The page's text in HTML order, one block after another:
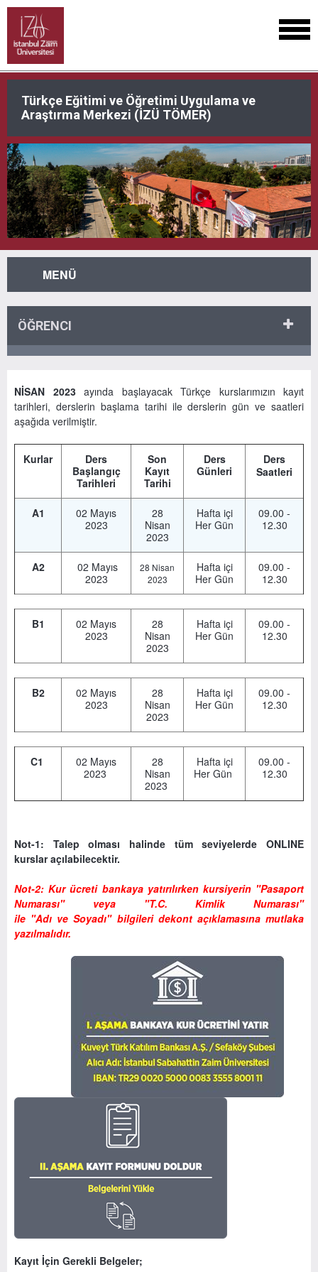
Türkçe Eğitimi ve Öğretimi Uygulama ve
Araştırma Merkezi (İZÜ TÖMER)
MENÜ
ÖĞRENCI
NİSAN 2023ayında başlayacak Türkçe kurslarımızın kayıt
tarihleri, derslerin başlama tarihi ile derslerin gün ve saatleri
aşağıda verilmiştir.
Kurlar
Ders
Başlangıç
Tarihleri
Son
Kayıt
Tarihi
Ders
Günleri
Ders
Saatleri
A1
02 Mayıs
2023
28
Nisan
2023
Hafta içi
Her Gün
09.00 -
12.30
A2
02 Mayıs
2023
28 Nisan
2023
Hafta içi
Her Gün
09.00 -
12.30
B1
02 Mayıs
2023
28
Nisan
2023
Hafta içi
Her Gün
09.00 -
12.30
B2
02 Mayıs
2023
28
Nisan
2023
Hafta içi
Her Gün
09.00 -
12.30
C1
02 Mayıs
2023
28
Nisan
2023
Hafta içi
Her Gün
09.00 -
12.30
Not-1: Talep olması halinde tüm seviyelerde ONLINE
kurslar açılabilecektir.
Not-2: Kur ücreti bankaya yatırılırken kursiyerin "Pasaport
Numarası" veya
"T.C. Kimlik Numarası"
ile "Adı ve Soyadı"bilgileri dekont açıklamasına mutlaka
yazılmalıdır.
Kayıt İçin Gerekli Belgeler;